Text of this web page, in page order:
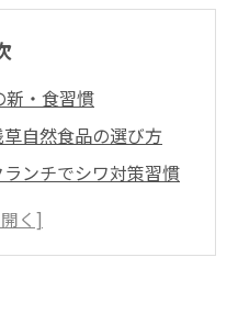
新・食習慣
自然食品の選び方
ンチでシワ対策習慣